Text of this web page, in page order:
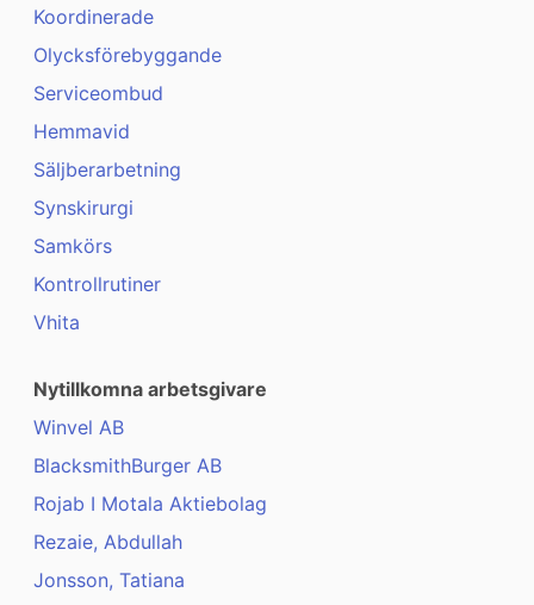
Koordinerade
Olycksförebyggande
Serviceombud
Hemmavid
Säljberarbetning
Synskirurgi
Samkörs
Kontrollrutiner
Vhita
Nytillkomna arbetsgivare
Winvel AB
BlacksmithBurger AB
Rojab I Motala Aktiebolag
Rezaie, Abdullah
Jonsson, Tatiana